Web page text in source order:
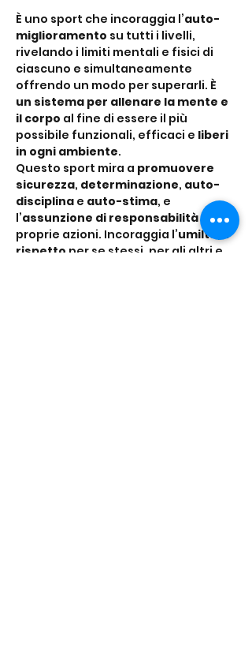
È uno sport che incoraggia l’auto-
miglioramento su tutti i livelli,
rivelando i limiti mentali e fisici di
ciascuno e simultaneamente
offrendo un modo per superarli. È
un sistema per allenare la mente e
il corpo al fine di essere il più
possibile funzionali, efficaci e liberi
in ogni ambiente.
Questo sport mira a promuovere
sicurezza, determinazione, auto-
disciplina e auto-stima, e
l’assunzione di responsabilità delle
proprie azioni. Incoraggia l’umiltà
, il
rispetto per se stessi, per gli altri e